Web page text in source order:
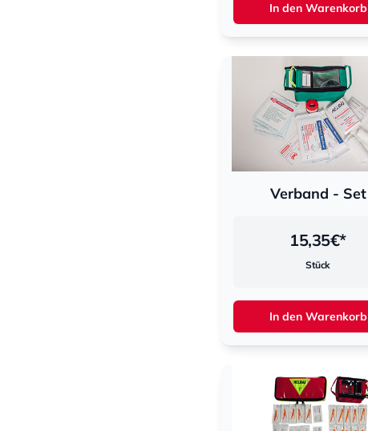
In den Warenkorb
Verband - Set
15,35€*
Stück
In den Warenkorb